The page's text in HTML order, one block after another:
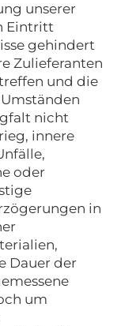
unserer
Eintritt
gehindert
Zulieferanten
und die
nicht
innere
oder
in
Dauer der
um